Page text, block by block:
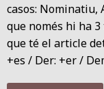
casos:
que només hi ha
que té el article
+es / Der: +er /